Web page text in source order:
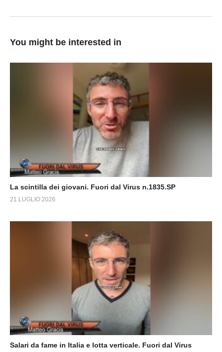
You might be interested in
La scintilla dei giovani. Fuori dal Virus n.1835.SP
21 LUGLIO 2026
Salari da fame in Italia e lotta verticale. Fuori dal Virus